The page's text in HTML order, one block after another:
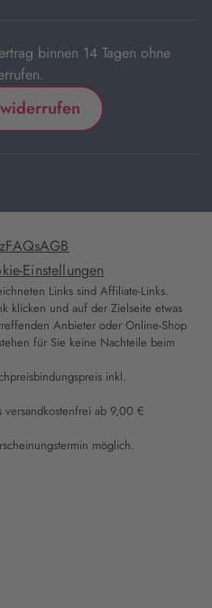
binnen 14 Tagen ohne
FAQsAGB
Einstellungen
Links sind Affiliate-Links.
klicken und auf der Zielseite etwas
Anbieter oder Online-Shop
für Sie keine Nachteile beim
inkl.
versandkostenfrei ab 9,00 €
möglich.